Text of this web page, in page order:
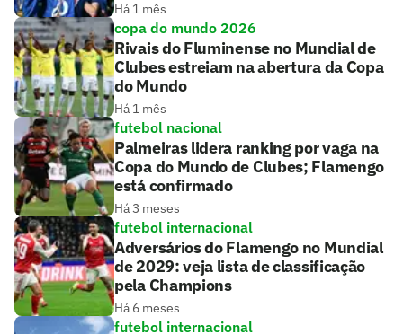
Há 1 mês
copa do mundo 2026
Rivais do Fluminense no Mundial de
Clubes estreiam na abertura da Copa
do Mundo
Há 1 mês
futebol nacional
Palmeiras lidera ranking por vaga na
Copa do Mundo de Clubes; Flamengo
está confirmado
Há 3 meses
futebol internacional
Adversários do Flamengo no Mundial
de 2029: veja lista de classificação
pela Champions
Há 6 meses
futebol internacional